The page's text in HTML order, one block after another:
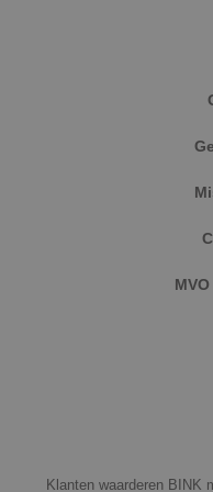
Klanten waarderen BINK